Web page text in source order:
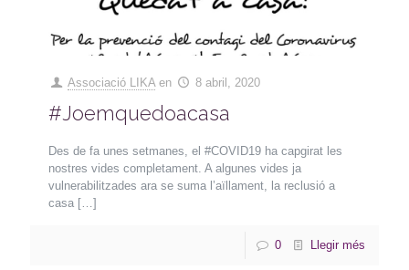
Associació LIKA en 8 abril, 2020
#Joemquedoacasa
Des de fa unes setmanes, el #COVID19 ha capgirat les
nostres vides completament. A algunes vides ja
vulnerabilitzades ara se suma l’aïllament, la reclusió a
casa […]
0 Llegir més